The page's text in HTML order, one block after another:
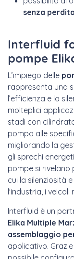
senza
Interfluid
pompe
L’impiego delle
rappresenta una
l’efficienza e la
molteplici
stadi con
pompa alle
migliorando la
gli sprechi
pompe si
cui la silenziosità
l'industria, i veicoli
Interfluid è un
Elika Multiple
assemblaggio
applicativo.